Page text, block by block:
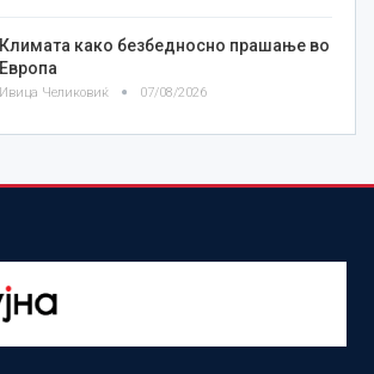
Климата како безбедносно прашање во
Европа
Ивица Челиковиќ 07/08/2026